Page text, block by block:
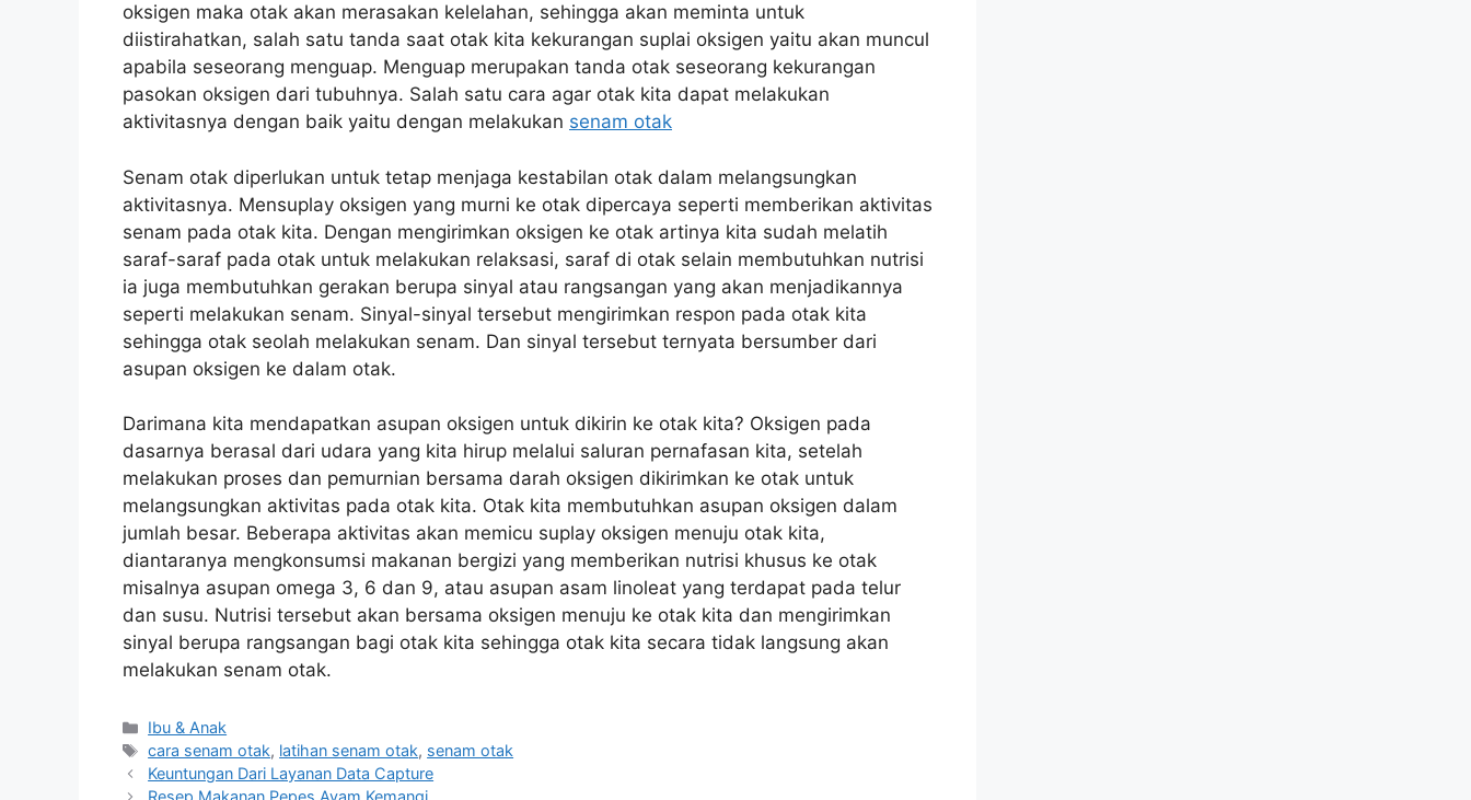
oksigen maka otak akan merasakan kelelahan, sehingga akan meminta untuk
diistirahatkan, salah satu tanda saat otak kita kekurangan suplai oksigen yaitu akan muncul
apabila seseorang menguap. Menguap merupakan tanda otak seseorang kekurangan
pasokan oksigen dari tubuhnya. Salah satu cara agar otak kita dapat melakukan
aktivitasnya dengan baik yaitu dengan melakukan senam otak
Senam otak diperlukan untuk tetap menjaga kestabilan otak dalam melangsungkan
aktivitasnya. Mensuplay oksigen yang murni ke otak dipercaya seperti memberikan aktivitas
senam pada otak kita. Dengan mengirimkan oksigen ke otak artinya kita sudah melatih
saraf-saraf pada otak untuk melakukan relaksasi, saraf di otak selain membutuhkan nutrisi
ia juga membutuhkan gerakan berupa sinyal atau rangsangan yang akan menjadikannya
seperti melakukan senam. Sinyal-sinyal tersebut mengirimkan respon pada otak kita
sehingga otak seolah melakukan senam. Dan sinyal tersebut ternyata bersumber dari
asupan oksigen ke dalam otak.
Darimana kita mendapatkan asupan oksigen untuk dikirin ke otak kita? Oksigen pada
dasarnya berasal dari udara yang kita hirup melalui saluran pernafasan kita, setelah
melakukan proses dan pemurnian bersama darah oksigen dikirimkan ke otak untuk
melangsungkan aktivitas pada otak kita. Otak kita membutuhkan asupan oksigen dalam
jumlah besar. Beberapa aktivitas akan memicu suplay oksigen menuju otak kita,
diantaranya mengkonsumsi makanan bergizi yang memberikan nutrisi khusus ke otak
misalnya asupan omega 3, 6 dan 9, atau asupan asam linoleat yang terdapat pada telur
dan susu. Nutrisi tersebut akan bersama oksigen menuju ke otak kita dan mengirimkan
sinyal berupa rangsangan bagi otak kita sehingga otak kita secara tidak langsung akan
melakukan senam otak.
Categories
Ibu & Anak
Tags
cara senam otak, latihan senam otak, senam otak
Keuntungan Dari Layanan Data Capture